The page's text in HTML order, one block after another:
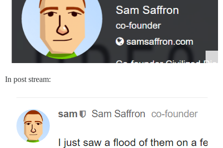
In post stream: